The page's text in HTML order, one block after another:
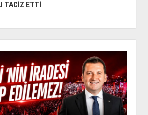
TACİZ ETTİ